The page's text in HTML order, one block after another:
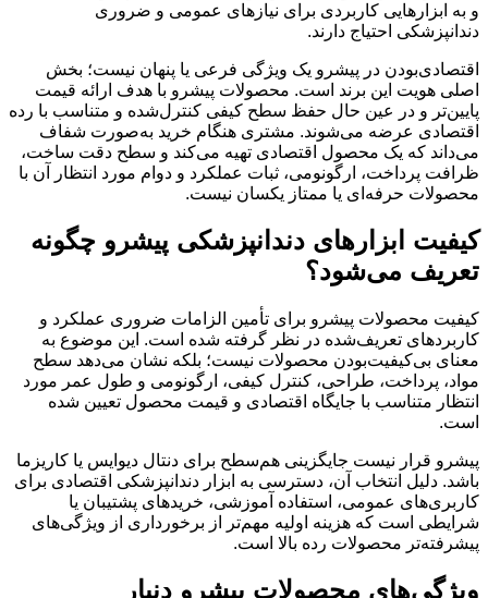
و به ابزارهایی کاربردی برای نیازهای عمومی و ضروری
دندانپزشکی احتیاج دارند.
اقتصادی‌بودن در پیشرو یک ویژگی فرعی یا پنهان نیست؛ بخش
اصلی هویت این برند است. محصولات پیشرو با هدف ارائه قیمت
پایین‌تر و در عین حال حفظ سطح کیفی کنترل‌شده و متناسب با رده
اقتصادی عرضه می‌شوند. مشتری هنگام خرید به‌صورت شفاف
می‌داند که یک محصول اقتصادی تهیه می‌کند و سطح دقت ساخت،
ظرافت پرداخت، ارگونومی، ثبات عملکرد و دوام مورد انتظار آن با
محصولات حرفه‌ای یا ممتاز یکسان نیست.
کیفیت ابزارهای دندانپزشکی پیشرو چگونه
تعریف می‌شود؟
کیفیت محصولات پیشرو برای تأمین الزامات ضروری عملکرد و
کاربردهای تعریف‌شده در نظر گرفته شده است. این موضوع به
معنای بی‌کیفیت‌بودن محصولات نیست؛ بلکه نشان می‌دهد سطح
مواد، پرداخت، طراحی، کنترل کیفی، ارگونومی و طول عمر مورد
انتظار متناسب با جایگاه اقتصادی و قیمت محصول تعیین شده
است.
پیشرو قرار نیست جایگزینی هم‌سطح برای دنتال دیوایس یا کاریزما
باشد. دلیل انتخاب آن، دسترسی به ابزار دندانپزشکی اقتصادی برای
کاربری‌های عمومی، استفاده آموزشی، خریدهای پشتیبان یا
شرایطی است که هزینه اولیه مهم‌تر از برخورداری از ویژگی‌های
پیشرفته‌تر محصولات رده بالا است.
ویژگی‌های محصولات پیشرو دنیار